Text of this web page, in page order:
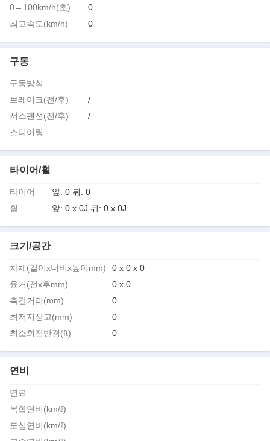
0→100km/h(초)
0
최고속도(km/h)
0
구동
구동방식
브레이크(전/후)
/
서스펜션(전/후)
/
스티어링
타이어/휠
타이어
앞: 0 뒤: 0
휠
앞: 0 x 0J 뒤: 0 x 0J
크기/공간
차체(길이x너비x높이mm)
0 x 0 x 0
윤거(전x후mm)
0 x 0
측간거리(mm)
0
최저지상고(mm)
0
최소회전반경(ft)
0
연비
연료
복합연비(km/ℓ)
도심연비(km/ℓ)